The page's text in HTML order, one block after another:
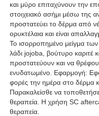
και μύρο επιταχύνουν την
στοιχειακό ασήμι μέσω της
προστατεύει το δέρμα από
ορυκτέλαια και είναι
Το ισορροπημένο μείγμα
λάδι jojoba, βούτυρο
προστατεύουν και να
ενυδατωμένο. Εφαρμογή:
φορές την ημέρα στο δέρμα
Παρακαλείσθε να
θεραπεία. Η χρήση SC
θεραπεία.